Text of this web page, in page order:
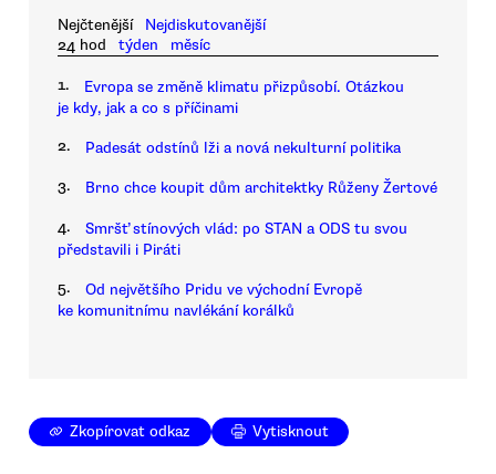
Nejčtenější
Nejdiskutovanější
24 hod
týden měsíc
1.
Evropa se změně klimatu přizpůsobí. Otázkou
je kdy, jak a co s příčinami
2. Padesát odstínů lži a nová nekulturní politika
3. Brno chce koupit dům architektky Růženy Žertové
4.
Smršť stínových vlád: po STAN a ODS tu svou
představili i Piráti
5.
Od největšího Pridu ve východní Evropě
ke komunitnímu navlékání korálků
Zkopírovat odkaz Vytisknout